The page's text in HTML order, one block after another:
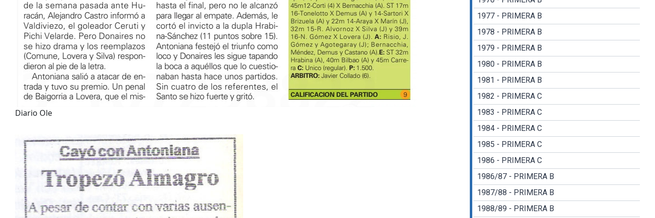
Diario Ole
1977 - PRIMERA B
1978 - PRIMERA B
1979 - PRIMERA B
1980 - PRIMERA B
1981 - PRIMERA B
1982 - PRIMERA C
1983 - PRIMERA C
1984 - PRIMERA C
1985 - PRIMERA C
1986 - PRIMERA C
1986/87 - PRIMERA B
1987/88 - PRIMERA B
1988/89 - PRIMERA B